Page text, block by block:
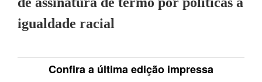
igualdade racial
Confira a última edição impressa